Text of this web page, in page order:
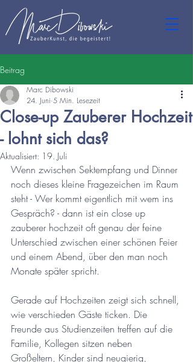
Beitrag
Close-up Zauberer Hochzeit
- lohnt sich das?
Marc Dibowski
24. Juni 5 Min. Lesezeit
Aktualisiert: 19. Juli
Wenn zwischen Sektempfang und Dinner
noch dieses kleine Fragezeichen im Raum
steht - Wer kommt eigentlich mit wem ins
Gespräch? - dann ist ein close up
zauberer hochzeit oft genau der feine
Unterschied zwischen einer schönen Feier
und einem Abend, über den man noch
Monate später spricht.
Gerade auf Hochzeiten zeigt sich schnell,
wie verschieden Gäste ticken. Die
Freunde aus Studienzeiten treffen auf die
Familie, Kollegen sitzen neben
Großeltern, Kinder sind neugierig,